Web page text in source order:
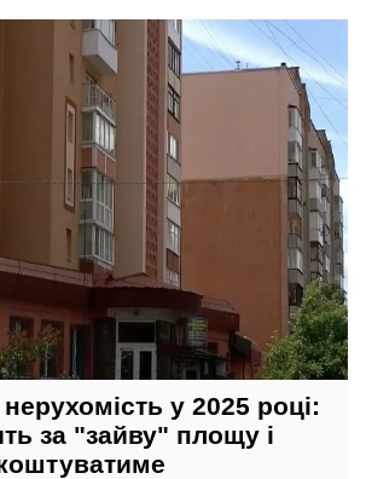
у 2025 році:
за "зайву" площу і